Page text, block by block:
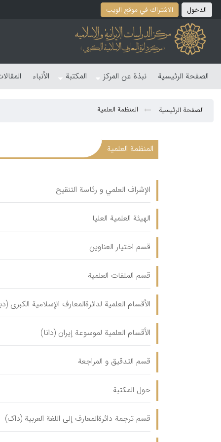
الدخول الاشتراك في موقع الویب
الصفحة الرئیسیة نبذة عن المرکز المکتبة الأنباء
الصفحة الرئیسیة المنظمة العلمية
المنظمة العلمية
الإشراف العلمي و رئاسة التنقیح
الهیئة العلمیة العلیا
قسم اختیار العناوین
قسم الملفات العلمیة
الأقسام العلمیة لدائرةالمعارف الإسلامیة الکبری
الأقسام العلمیة لموسوعة إیران (دانا)
قسم التدقیق و المراجعة
حول المکتبة
قسم ترجمة دائرةالمعارف إلی اللغة العربیة (داک)